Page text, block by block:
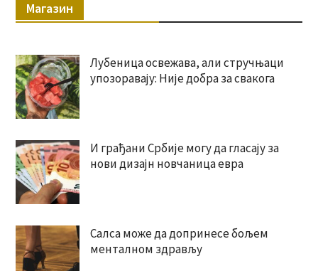
Магазин
Лубеница освежава, али стручњаци
упозоравају: Није добра за свакога
И грађани Србије могу да гласају за
нови дизајн новчаница евра
Салса може да допринесе бољем
менталном здрављу